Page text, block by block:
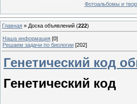
Фотоальбомы и
Главная » Доска объявлений (222)
Наша информация [0]
Решаем задачи по биологии [202]
Генетический код
Генетический код